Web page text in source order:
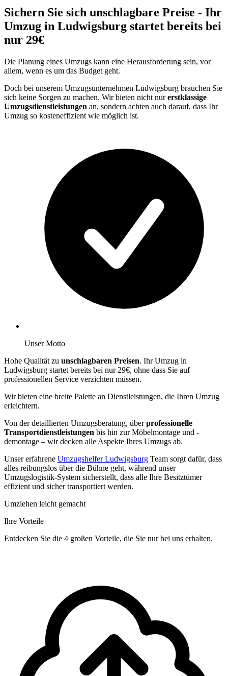
Sichern Sie sich unschlagbare Preise - Ihr
Umzug in Ludwigsburg startet bereits bei
nur 29€
Die Planung eines Umzugs kann eine Herausforderung sein, vor
allem, wenn es um das Budget geht.
Doch bei unserem Umzugsunternehmen Ludwigsburg brauchen Sie
sich keine Sorgen zu machen. Wir bieten nicht nurerstklassige
Umzugsdienstleistungen an, sondern achten auch darauf, dass Ihr
Umzug so kosteneffizient wie möglich ist.
Unser Motto
Hohe Qualität zu unschlagbaren Preisen. Ihr Umzug in
Ludwigsburg startet bereits bei nur 29€, ohne dass Sie auf
professionellen Service verzichten müssen.
Wir bieten eine breite Palette an Dienstleistungen, die Ihren Umzug
erleichtern.
Von der detaillierten Umzugsberatung, überprofessionelle
Transportdienstleistungen bis hin zur Möbelmontage und -
demontage – wir decken alle Aspekte Ihres Umzugs ab.
Unser erfahrene Umzugshelfer Ludwigsburg Team sorgt dafür, dass
alles reibungslos über die Bühne geht, während unser
Umzugslogistik-System sicherstellt, dass alle Ihre Besitztümer
effizient und sicher transportiert werden.
Umziehen leicht gemacht
Ihre Vorteile
Entdecken Sie die 4 großen Vorteile, die Sie nur bei uns erhalten.